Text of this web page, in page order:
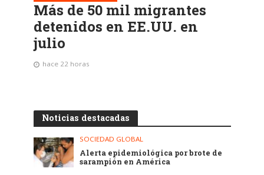
Más de 50 mil migrantes
detenidos en EE.UU. en
julio
hace 22 horas
Noticias destacadas
SOCIEDAD GLOBAL
Alerta epidemiológica por brote de
sarampión en América